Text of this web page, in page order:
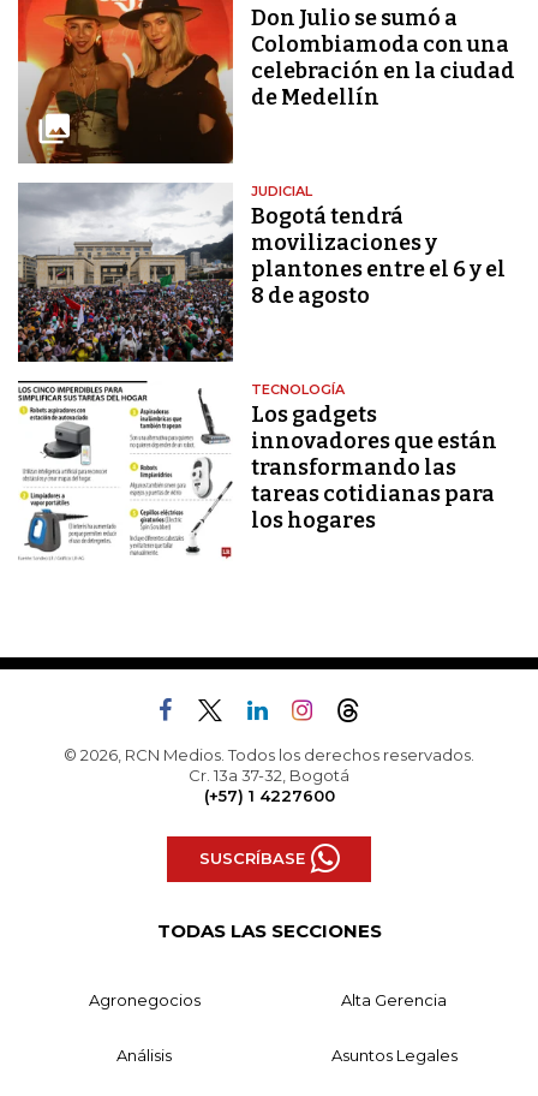
Don Julio se sumó a
Colombiamoda con una
celebración en la ciudad
de Medellín
JUDICIAL
Bogotá tendrá
movilizaciones y
plantones entre el 6 y el
8 de agosto
TECNOLOGÍA
Los gadgets
innovadores que están
transformando las
tareas cotidianas para
los hogares
© 2026, RCN Medios. Todos los derechos reservados.
Cr. 13a 37-32, Bogotá
(+57) 1 4227600
SUSCRÍBASE
TODAS LAS SECCIONES
Agronegocios Alta Gerencia
Análisis Asuntos Legales